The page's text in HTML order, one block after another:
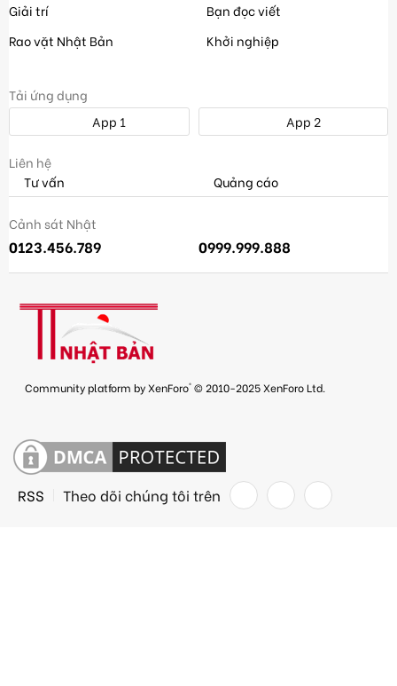
Giải trí
Rao vặt Nhật Bản
Bạn đọc viết
Khởi nghiệp
Tải ứng dụng
App 1
App 2
Liên hệ
Tư vấn
Quảng cáo
Cảnh sát Nhật
0123.456.789 0999.999.888
Community platform by XenForo® © 2010-2025 XenForo Ltd.
RSS Theo dõi chúng tôi trên